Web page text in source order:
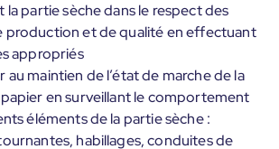
la partie sèche dans le respect des
production et de qualité en effectuant
appropriés
maintien de l’état de marche de la
papier en surveillant le comportement
éléments de la partie sèche :
habillages, conduites de